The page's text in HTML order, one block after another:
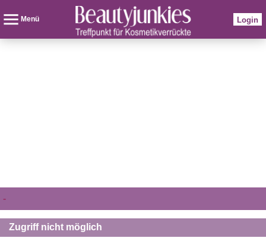
Menü Login
-
Zugriff nicht möglich